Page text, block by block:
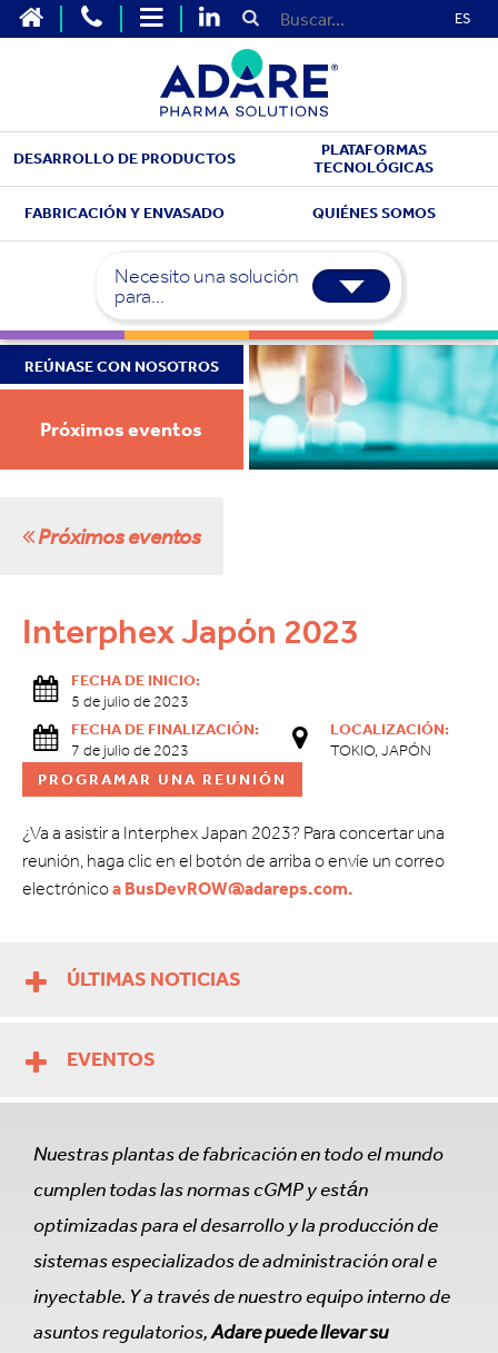
ES
DESARROLLO DE PRODUCTOS
PLATAFORMAS
TECNOLÓGICAS
FABRICACIÓN Y ENVASADO QUIÉNES SOMOS
Necesito una solución
para...
REÚNASE CON NOSOTROS
Próximos eventos
Próximos eventos
Interphex Japón 2023
FECHA DE INICIO:
5 de julio de 2023
FECHA DE FINALIZACIÓN:
7 de julio de 2023
LOCALIZACIÓN:
TOKIO, JAPÓN
PROGRAMAR UNA REUNIÓN
¿Va a asistir a Interphex Japan 2023? Para concertar una
reunión, haga clic en el botón de arriba o envíe un correo
electrónicoa BusDevROW@adareps.com.
ÚLTIMAS NOTICIAS
EVENTOS
Nuestras plantas de fabricación en todo el mundo
cumplen todas las normas cGMP y están
optimizadas para el desarrollo y la producción de
sistemas especializados de administración oral e
inyectable. Y a través de nuestro equipo interno de
asuntos regulatorios,Adare puede llevar su